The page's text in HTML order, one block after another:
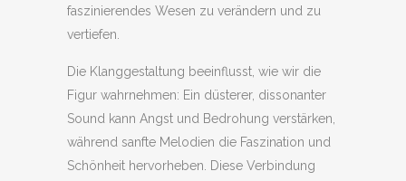
faszinierendes Wesen zu verändern und zu
vertiefen.
Die Klanggestaltung beeinflusst, wie wir die
Figur wahrnehmen: Ein düsterer, dissonanter
Sound kann Angst und Bedrohung verstärken,
während sanfte Melodien die Faszination und
Schönheit hervorheben. Diese Verbindung